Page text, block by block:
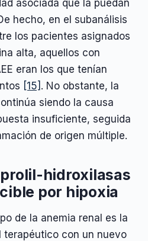
asociada que la puedan
hecho, en el subanálisis
los pacientes asignados
alta, aquellos con
eran los que tenían
[15] . No obstante, la
siendo la causa
insuficiente, seguida
de origen múltiple.
hidroxilasas
por hipoxia
de la anemia renal es la
terapéutico con un nuevo